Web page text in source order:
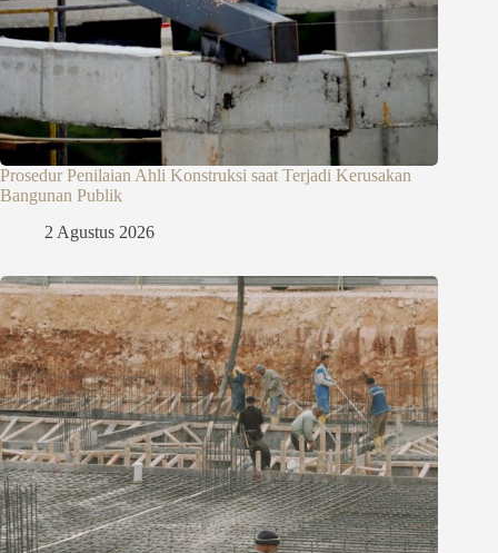
Prosedur Penilaian Ahli Konstruksi saat Terjadi Kerusakan
Bangunan Publik
2 Agustus 2026